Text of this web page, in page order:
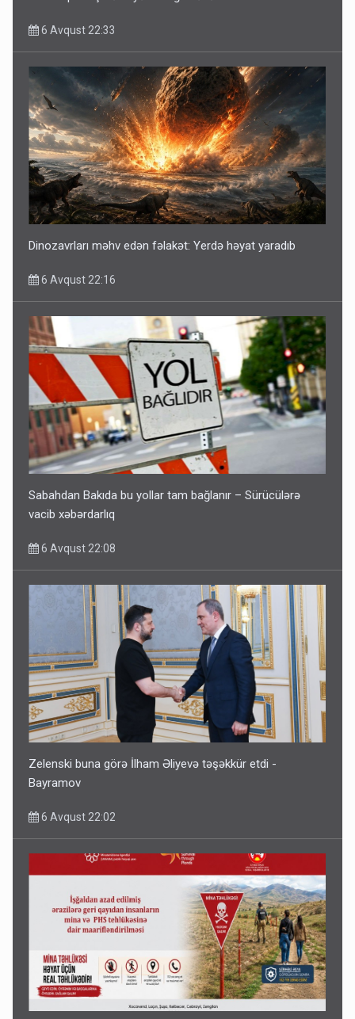
6 Avqust 22:33
Dinozavrları məhv edən fəlakət: Yerdə həyat yaradıb
6 Avqust 22:16
Sabahdan Bakıda bu yollar tam bağlanır – Sürücülərə
vacib xəbərdarlıq
6 Avqust 22:08
Zelenski buna görə İlham Əliyevə təşəkkür etdi -
Bayramov
6 Avqust 22:02